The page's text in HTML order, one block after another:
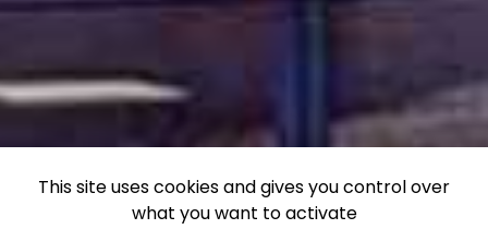
This site uses cookies and gives you control over
what you want to activate